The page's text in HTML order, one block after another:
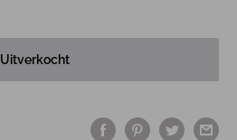
Uitverkocht